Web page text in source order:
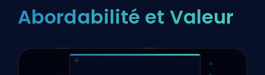
Abordabilité et Valeur